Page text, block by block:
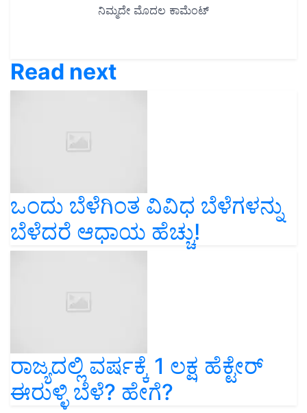
Read next
ಒಂದು ಬೆಳೆಗಿಂತ ವಿವಿಧ ಬೆಳೆಗಳನ್ನು
ಬೆಳೆದರೆ ಆಧಾಯ ಹೆಚ್ಚು!
ರಾಜ್ಯದಲ್ಲಿ ವರ್ಷಕ್ಕೆ 1 ಲಕ್ಷ ಹೆಕ್ಟೇರ್‌
ಈರುಳ್ಳಿ ಬೆಳೆ? ಹೇಗೆ?